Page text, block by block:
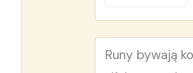
Runy bywają